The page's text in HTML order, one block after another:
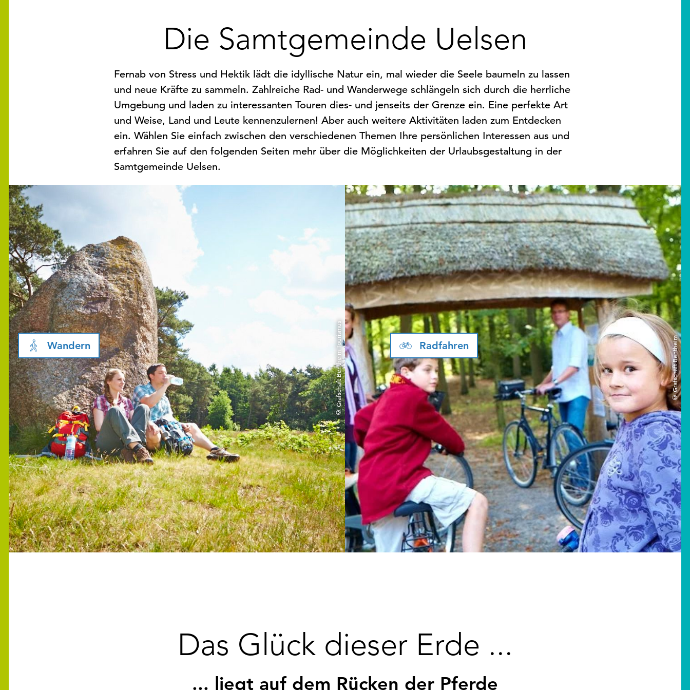
n
d
i
e
r
:
Die Samtgemeinde Uelsen
Fernab von Stress und Hektik lädt die idyllische Natur ein, mal wieder die Seele baumeln zu lassen
und neue Kräfte zu sammeln. Zahlreiche Rad- und Wanderwege schlängeln sich durch die herrliche
Umgebung und laden zu interessanten Touren dies- und jenseits der Grenze ein. Eine perfekte Art
und Weise, Land und Leute kennenzulernen! Aber auch weitere Aktivitäten laden zum Entdecken
ein. Wählen Sie einfach zwischen den verschiedenen Themen Ihre persönlichen Interessen aus und
erfahren Sie auf den folgenden Seiten mehr über die Möglichkeiten der Urlaubsgestaltung in der
Samtgemeinde Uelsen.
© Grafschaft Bentheim Tourismus
Wandern © Grafschaft Bentheim
Radfahren
Das Glück dieser Erde ...
... liegt auf dem Rücken der Pferde